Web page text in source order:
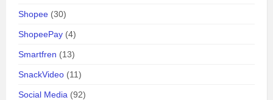
Shopee (30)
ShopeePay (4)
Smartfren (13)
SnackVideo (11)
Social Media (92)